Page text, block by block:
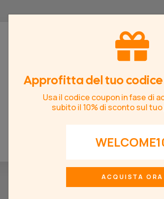
CAMERETTE
ADESIVA
Approfitta del tuo codice
Usa il codice coupon in fase di
subito il 10% di sconto sul
ACQUISTA ORA